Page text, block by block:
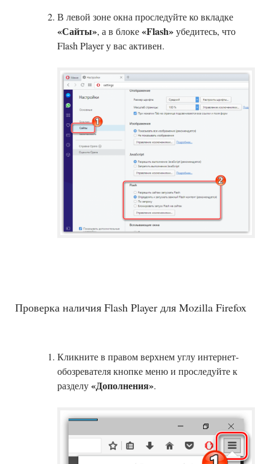
В левой зоне окна проследуйте ко вкладке
«Сайты», а в блоке«Flash»убедитесь, что
Flash Player у вас активен.
Проверка наличия Flash Player для Mozilla Firefox
Кликните в правом верхнем углу интернет-
обозревателя кнопке меню и проследуйте к
разделу«Дополнения».